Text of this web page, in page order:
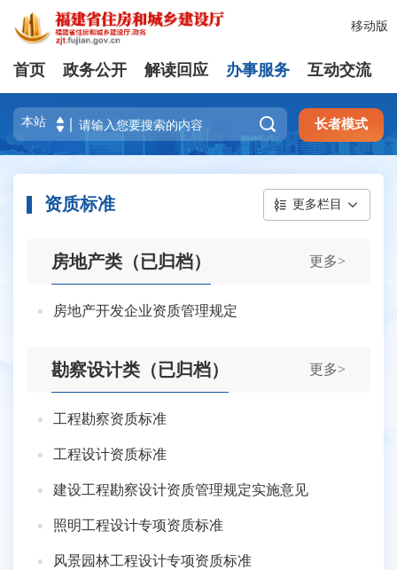
移动版
首页 政务公开 解读回应 办事服务 互动交流
 长者模式
资质标准 更多栏目
更多>
房地产类（已归档）
房地产开发企业资质管理规定
更多>
勘察设计类（已归档）
工程勘察资质标准
工程设计资质标准
建设工程勘察设计资质管理规定实施意见
照明工程设计专项资质标准
风景园林工程设计专项资质标准